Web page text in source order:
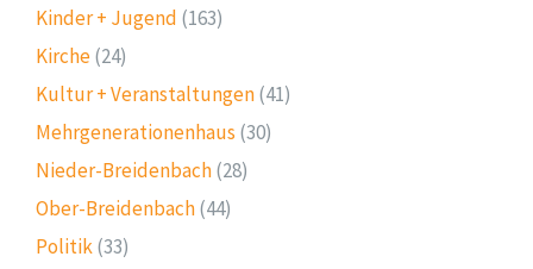
Kinder + Jugend (163)
Kirche(24)
Kultur + Veranstaltungen(41)
Mehrgenerationenhaus (30)
Nieder-Breidenbach(28)
Ober-Breidenbach(44)
Politik(33)